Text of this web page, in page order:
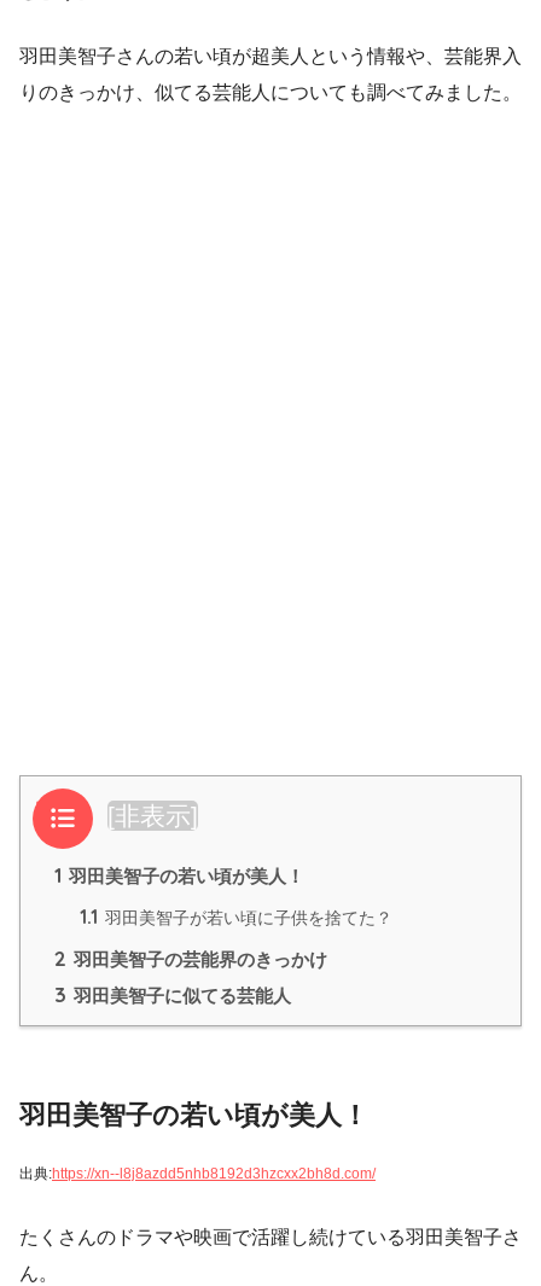
羽田美智子さんの若い頃が超美人という情報や、芸能界入
りのきっかけ、似てる芸能人についても調べてみました。
目次 [非表示]
1 羽田美智子の若い頃が美人！
1.1 羽田美智子が若い頃に子供を捨てた？
2 羽田美智子の芸能界のきっかけ
3 羽田美智子に似てる芸能人
羽田美智子の若い頃が美人！
出典:https://xn--l8j8azdd5nhb8192d3hzcxx2bh8d.com/
たくさんのドラマや映画で活躍し続けている羽田美智子さ
ん。